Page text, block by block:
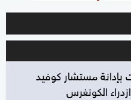
مستشار كوفيد
الكونغرس